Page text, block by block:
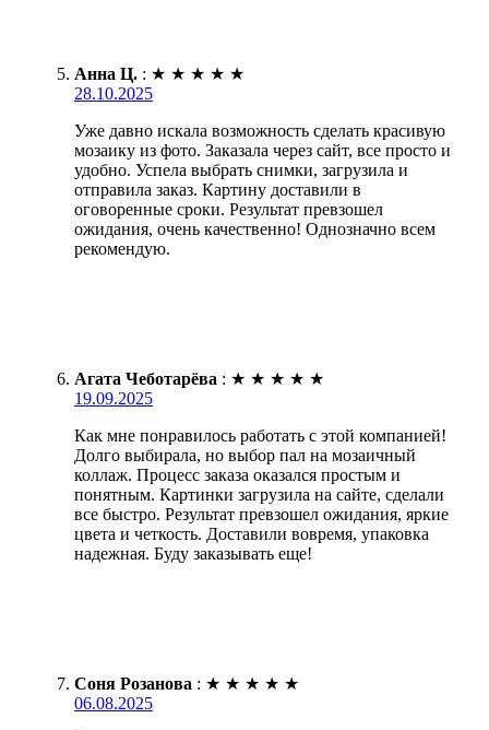
Анна Ц. : ★ ★ ★ ★ ★
28.10.2025
Уже давно искала возможность сделать красивую
мозаику из фото. Заказала через сайт, все просто и
удобно. Успела выбрать снимки, загрузила и
отправила заказ. Картину доставили в
оговоренные сроки. Результат превзошел
ожидания, очень качественно! Однозначно всем
рекомендую.
Агата Чеботарёва : ★ ★ ★ ★ ★
19.09.2025
Как мне понравилось работать с этой компанией!
Долго выбирала, но выбор пал на мозаичный
коллаж. Процесс заказа оказался простым и
понятным. Картинки загрузила на сайте, сделали
все быстро. Результат превзошел ожидания, яркие
цвета и четкость. Доставили вовремя, упаковка
надежная. Буду заказывать еще!
Соня Розанова : ★ ★ ★ ★ ★
06.08.2025